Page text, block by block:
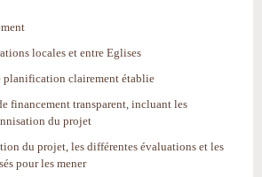
locales et entre Eglises
planification clairement établie
financement transparent, incluant les
du projet
du projet, les différentes évaluations et les
pour les mener